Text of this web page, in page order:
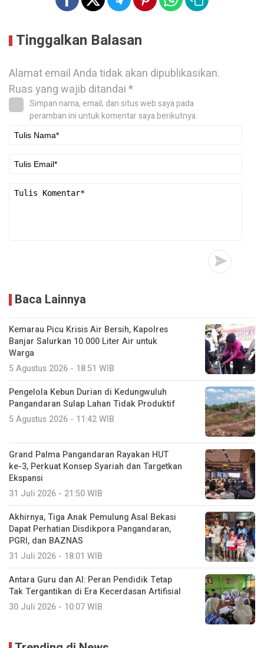
Tinggalkan Balasan
Alamat email Anda tidak akan dipublikasikan.
Ruas yang wajib ditandai*
Simpan nama, email, dan situs web saya pada
peramban ini untuk komentar saya berikutnya.
Baca Lainnya
Kemarau Picu Krisis Air Bersih, Kapolres
Banjar Salurkan 10.000 Liter Air untuk
Warga
5 Agustus 2026 - 18:51 WIB
Pengelola Kebun Durian di Kedungwuluh
Pangandaran Sulap Lahan Tidak Produktif ‎
5 Agustus 2026 - 11:42 WIB
Grand Palma Pangandaran Rayakan HUT
ke-3, Perkuat Konsep Syariah dan Targetkan
Ekspansi
31 Juli 2026 - 21:50 WIB
Akhirnya, Tiga Anak Pemulung Asal Bekasi
Dapat Perhatian Disdikpora Pangandaran,
PGRI, dan BAZNAS
31 Juli 2026 - 18:01 WIB
Antara Guru dan AI: Peran Pendidik Tetap
Tak Tergantikan di Era Kecerdasan Artifisial
30 Juli 2026 - 10:07 WIB